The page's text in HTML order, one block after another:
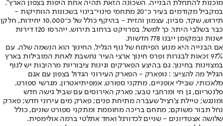
מוכנות להתחלת הבנייה. השכונה הזאת תהיה אחת היפות בצפון הארץ".
במקביל מקודמים בעיר כ־20 מתחמי פינוי־בינוי בשכונות הוותיקות -
תירוש, שקד, סביון, עצמון והזית - בהיקף כולל של כ־10,000 יחידות, חלקן
כבר בשלבי היתר. כך למשל, בפרויקט ברחוב תירוש, ייהרסו 120 דירות
ישנות ובמקומן ייבנו 778 חדשות.
אם הבנייה היא מנוע הפיתוח של נוף הגליל, החינוך הוא הנשמה שלה. עם
97% זכאות לבגרות ופרס חינוך ארצי העיר נחשבת לאחת המובילות בארץ
במצוינות בחינוך. גם בהיצע הפארקים וגינות ציבוריות מרהיבות יש לנוף
הגליל מה להציע: : נופארק - הפארק העירוני הגדול בצפון עם אגם
מלאכותי, שבילי אופניים, מתקני ספורט, אמפיתיאטרון, מגרשי ספורט,
פלנטריום, גן חי ומרחבי טבע; פארק האירוסים עם שביל גישה חדש
ומונגש; טיילת צ'רציל שעברה מתיחת פנים; פארק מים עירוני חדש; פארק
נחל תבור משוקם; מתחם בריכה מחוממת ומתקני ספורט שונים, כולל
שלושה אצטדיונים - שניים לכדורגל ואחד אתלטי ברמה אולימפית.